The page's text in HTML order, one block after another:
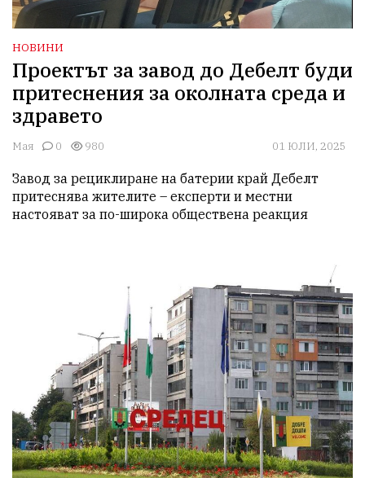
НОВИНИ
Проектът за завод до Дебелт буди
притеснения за околната среда и
здравето
Мая 0 980 01 ЮЛИ, 2025
Завод за рециклиране на батерии край Дебелт
притеснява жителите – експерти и местни
настояват за по-широка обществена реакция